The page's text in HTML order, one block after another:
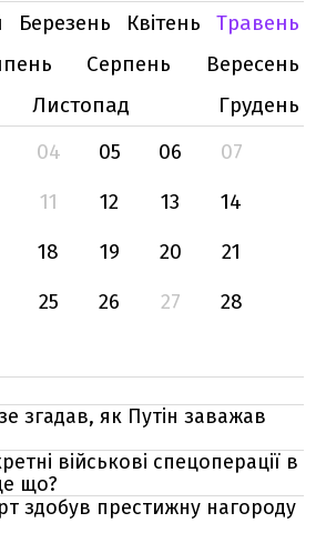
Березень Квітень
Травень
Серпень
Вересень
Листопад
Грудень
04 05 06
07
11 12 13
14
18 19 20
21
25 26 27
28
згадав, як Путін заважав
військові спецоперації в
що?
здобув престижну нагороду